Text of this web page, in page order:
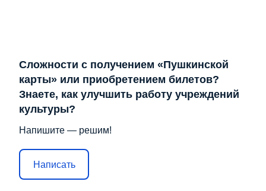
Сложности с получением «Пушкинской
карты» или приобретением билетов?
Знаете, как улучшить работу учреждений
культуры?
Напишите — решим!
Написать